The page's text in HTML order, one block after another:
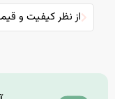
از نظر کیفیت و